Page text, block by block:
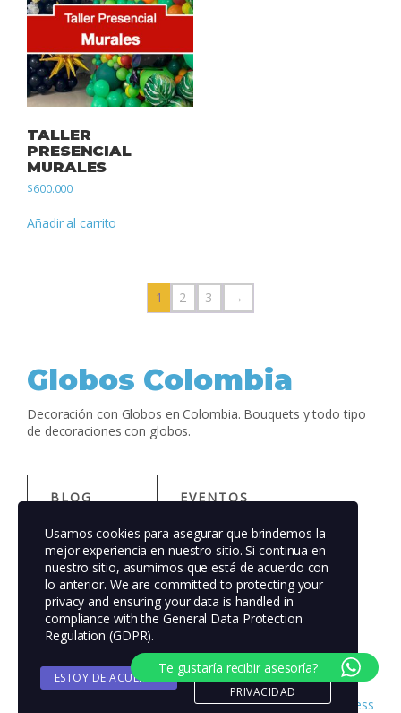
TALLER
PRESENCIAL
MURALES
$600.000
Añadir al carrito
1 2 3 →
Globos Colombia
Decoración con Globos en Colombia. Bouquets y todo tipo
de decoraciones con globos.
BLOG
ACERCA DE
FAQS
AUTORES
EVENTOS
TIENDA
PATRONES
TEMAS
Diseñado conWordPress
Usamos cookies para asegurar que brindemos la
mejor experiencia en nuestro sitio. Si continua en
nuestro sitio, asumimos que está de acuerdo con
lo anterior. We are committed to protecting your
privacy and ensuring your data is handled in
compliance with theGeneral Data Protection
Regulation (GDPR).
ESTOY DE ACUERDO
POLITICA DE
PRIVACIDAD
Te gustaría recibir asesoría?